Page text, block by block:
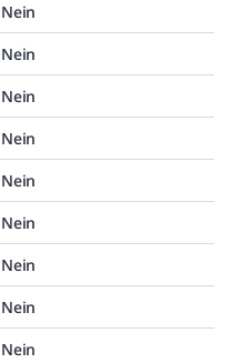
Nein
Nein
Nein
Nein
Nein
Nein
Nein
Nein
Nein